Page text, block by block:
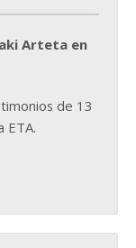
Arteta en
de 13
ETA.